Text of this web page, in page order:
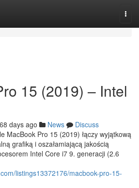
15 (2019) – Intel
days ago News
Discuss
MacBook Pro 15 (2019) łączy wyjątkową
grafiką i oszałamiającą jakością
Intel Core i7 9. generacji (2.6
listings13372176/macbook-pro-15-